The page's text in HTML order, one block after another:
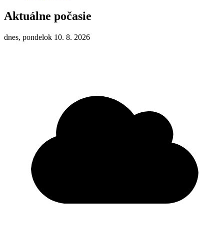
Aktuálne počasie
dnes, pondelok 10. 8. 2026